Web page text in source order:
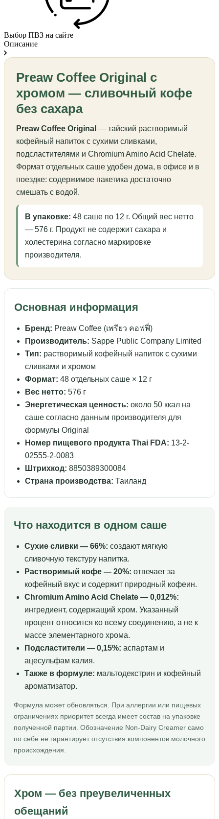
Выбор ПВЗ на сайте
Описание
Preaw Coffee Original с
хромом — сливочный кофе
без сахара
Preaw Coffee Original — тайский растворимый
кофейный напиток с сухими сливками,
подсластителями и Chromium Amino Acid Chelate.
Формат отдельных саше удобен дома, в офисе и в
поездке: содержимое пакетика достаточно
смешать с водой.
В упаковке: 48 саше по 12 г. Общий вес нетто
— 576 г. Продукт не содержит сахара и
холестерина согласно маркировке
производителя.
Основная информация
Бренд: Preaw Coffee (เพรียว คอฟฟี่)
Производитель: Sappe Public Company Limited
Тип: растворимый кофейный напиток с сухими
сливками и хромом
Формат: 48 отдельных саше × 12 г
Вес нетто: 576 г
Энергетическая ценность: около 50 ккал на
саше согласно данным производителя для
формулы Original
Номер пищевого продукта Thai FDA: 13-2-
02555-2-0083
Штрихкод: 8850389300084
Страна производства: Таиланд
Что находится в одном саше
Сухие сливки — 66%: создают мягкую
сливочную текстуру напитка.
Растворимый кофе — 20%: отвечает за
кофейный вкус и содержит природный кофеин.
Chromium Amino Acid Chelate — 0,012%:
ингредиент, содержащий хром. Указанный
процент относится ко всему соединению, а не к
массе элементарного хрома.
Подсластители — 0,15%: аспартам и
ацесульфам калия.
Также в формуле: мальтодекстрин и кофейный
ароматизатор.
Формула может обновляться. При аллергии или пищевых
ограничениях приоритет всегда имеет состав на упаковке
полученной партии. Обозначение Non-Dairy Creamer само
по себе не гарантирует отсутствия компонентов молочного
происхождения.
Хром — без преувеличенных
обещаний